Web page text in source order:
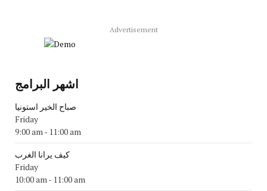
Advertisement
اشهر البرامج
صباح الخير استونيا
Friday
9:00 am- 11:00 am
كيف يرانا الغرب
Friday
10:00 am- 11:00 am